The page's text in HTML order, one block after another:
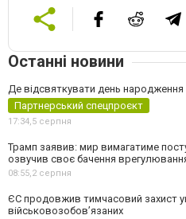
Останні новини
Де відсвяткувати день народження
Партнерський спецпроєкт
17:34,5 серпня
Трамп заявив: мир вимагатиме
озвучив своє бачення
08:55,2 серпня
ЄС продовжив тимчасовий захист
військовозобов’язаних